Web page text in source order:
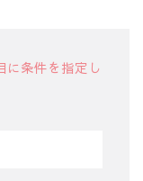
に条件を指定し